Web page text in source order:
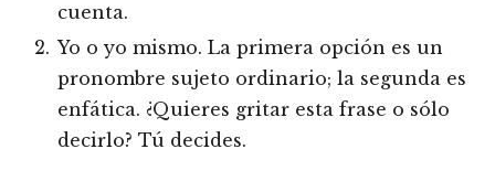
cuenta.
Yo o yo mismo. La primera opción es un
pronombre sujeto ordinario; la segunda es
enfática. ¿Quieres gritar esta frase o sólo
decirlo? Tú decides.